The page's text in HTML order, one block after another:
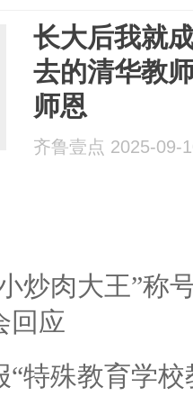
长大后我就
去的清华教
师恩
齐鲁壹点 2025-09-
炒肉大王”称
回应
“特殊教育学